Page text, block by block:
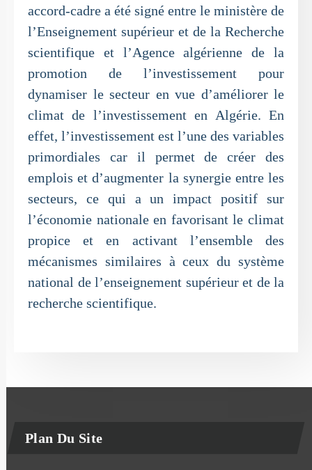
accord-cadre a été signé entre le ministère de
l’Enseignement supérieur et de la Recherche
scientifique et l’Agence algérienne de la
promotion de l’investissement pour
dynamiser le secteur en vue d’améliorer le
climat de l’investissement en Algérie. En
effet, l’investissement est l’une des variables
primordiales car il permet de créer des
emplois et d’augmenter la synergie entre les
secteurs, ce qui a un impact positif sur
l’économie nationale en favorisant le climat
propice et en activant l’ensemble des
mécanismes similaires à ceux du système
national de l’enseignement supérieur et de la
recherche scientifique.
Plan Du Site